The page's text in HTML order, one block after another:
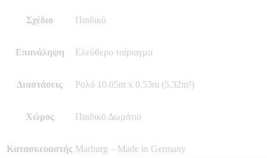
Σχέδιο Παιδικό
Επανάληψη Ελεύθερο ταίριαγμα
Διαστάσεις Ρολό 10.05m x 0.53m (5.32m²)
Χώρος Παιδικό Δωμάτιο
Κατασκευαστής Marburg – Made in Germany